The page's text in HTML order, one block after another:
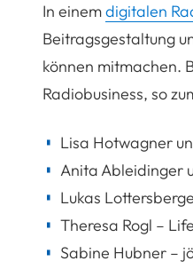
In einemdigitalen
Beitragsgestaltung
können mitmachen.
Radiobusiness, so
Lisa Hotwagner
Anita Ableidinger
Lukas
Theresa Rogl –
Sabine Hubner –